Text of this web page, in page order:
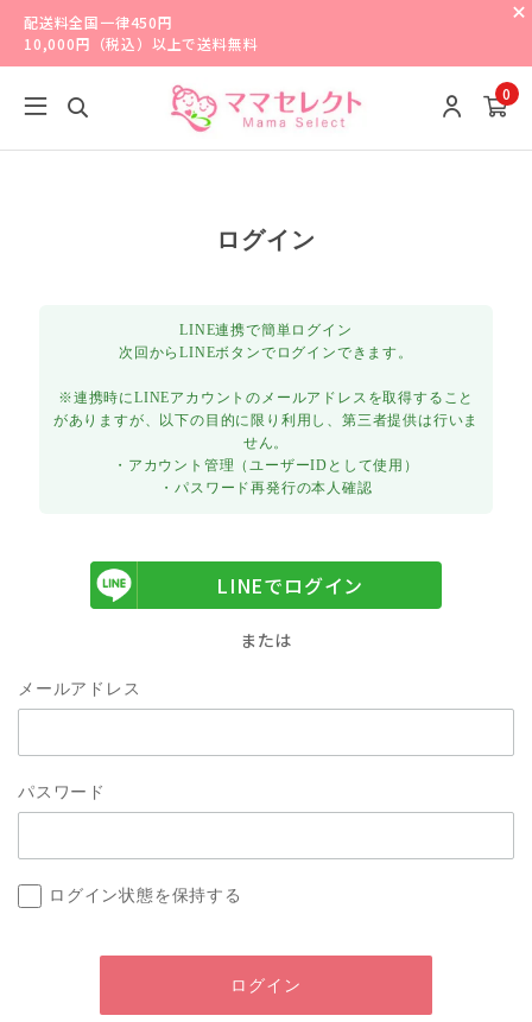
配送料全国一律450円
10,000円（税込）以上で送料無料
0
ログイン
LINE連携で簡単ログイン
次回からLINEボタンでログインできます。
※連携時にLINEアカウントのメールアドレスを取得すること
がありますが、以下の目的に限り利用し、第三者提供は行いま
せん。
・アカウント管理（ユーザーIDとして使用）
・パスワード再発行の本人確認
LINEでログイン
または
メールアドレス
パスワード
ログイン状態を保持する